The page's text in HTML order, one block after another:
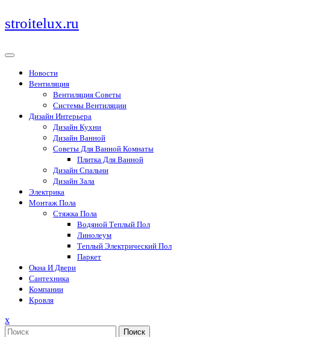
Перейти
к
stroitelux.ru
Новости
Вентиляция
Вентиляция Советы
Системы Вентиляции
Дизайн Интерьера
Дизайн Кухни
Дизайн Ванной
Советы Для Ванной Комнаты
Плитка Для Ванной
Дизайн Спальни
Дизайн Зала
Электрика
Монтаж Пола
Стяжка Пола
Водяной Теплый Пол
Линолеум
Теплый Электрический Пол
Паркет
Окна И Двери
Сантехника
Компании
Кровля
xЗакрыть
меню
Поиск